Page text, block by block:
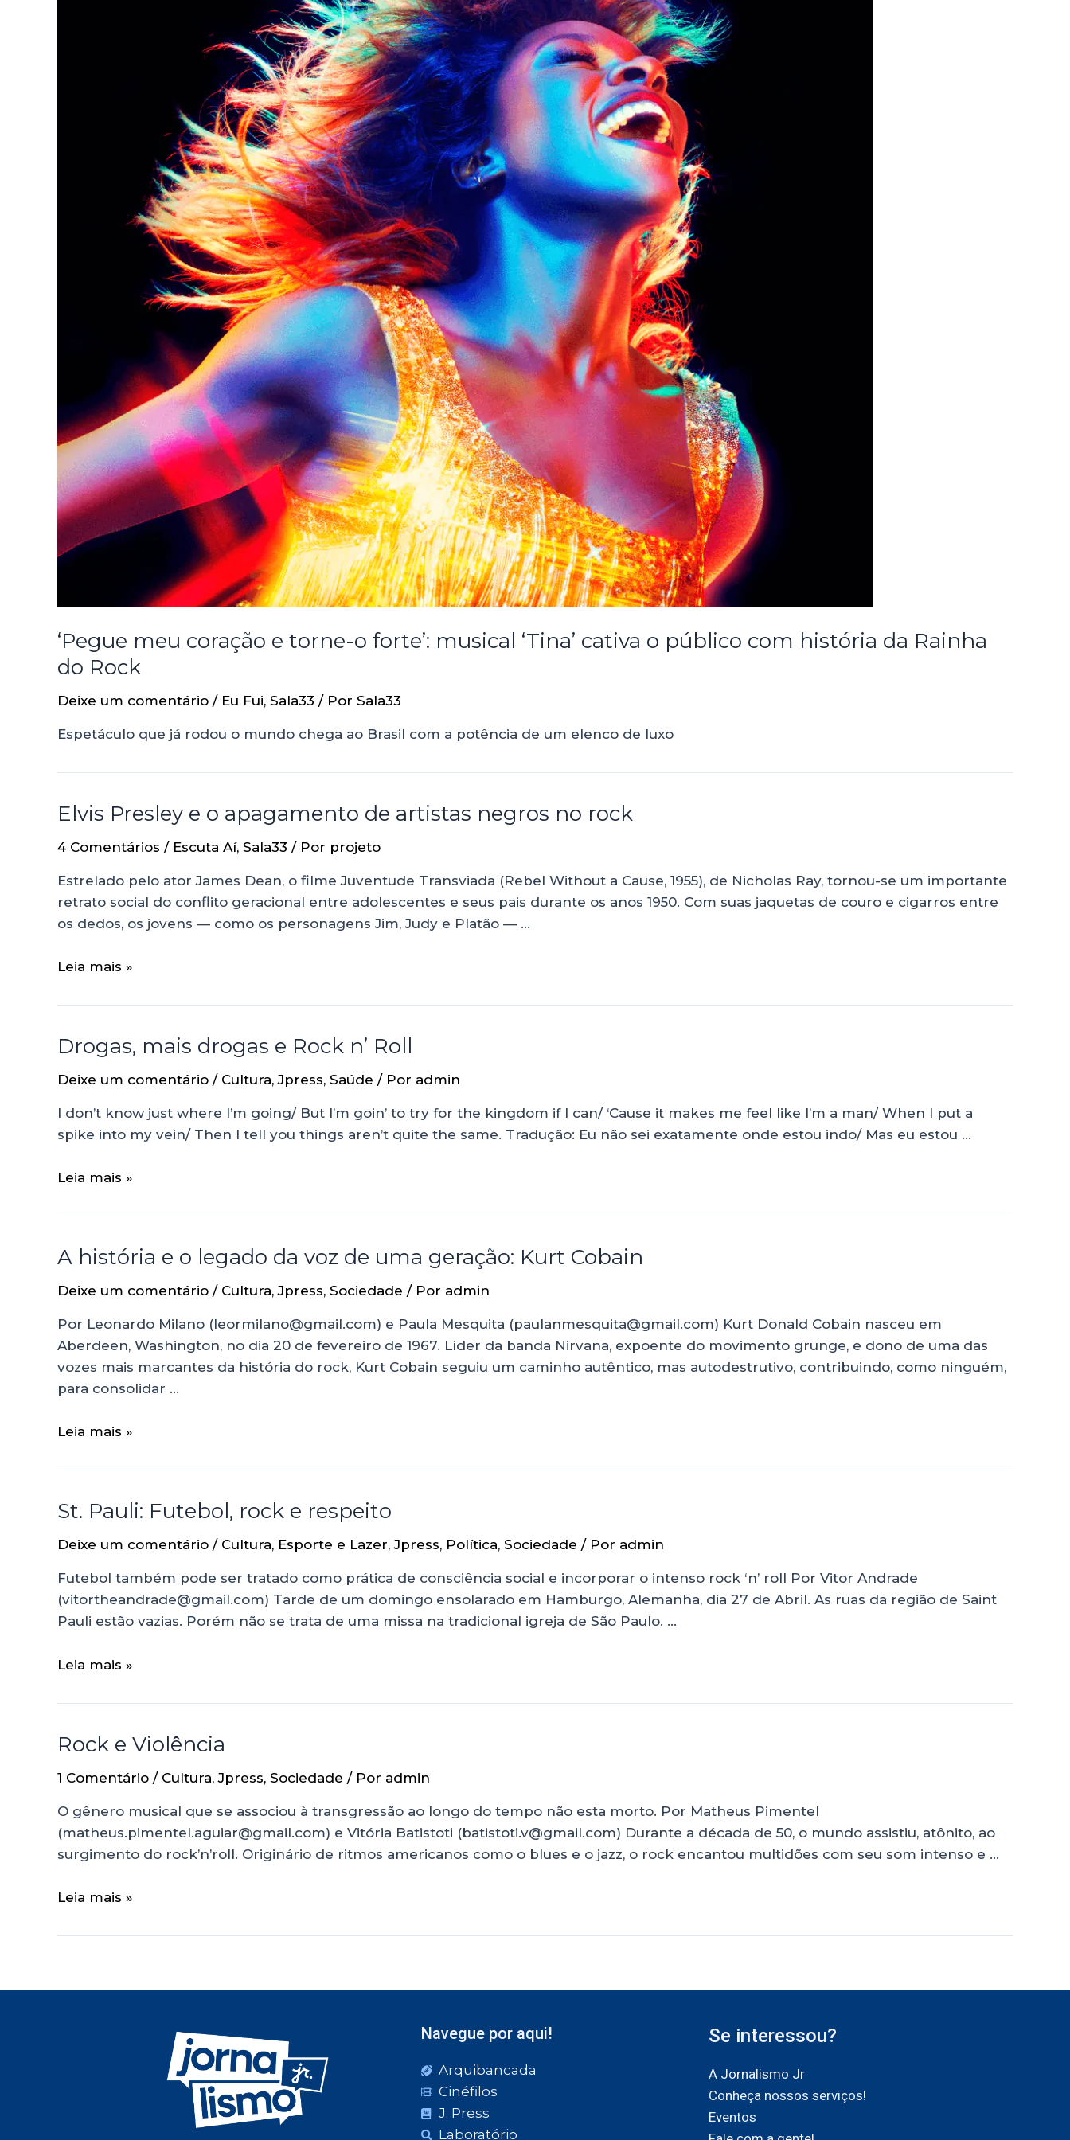
‘Pegue meu coração e torne-o forte’: musical ‘Tina’ cativa o público com história da Rainha
do Rock
Deixe um comentário / Eu Fui, Sala33 / Por Sala33
Espetáculo que já rodou o mundo chega ao Brasil com a potência de um elenco de luxo
Elvis Presley e o apagamento de artistas negros no rock
4 Comentários / Escuta Aí, Sala33 / Por projeto
Estrelado pelo ator James Dean, o filme Juventude Transviada (Rebel Without a Cause, 1955), de Nicholas Ray, tornou-se um importante
retrato social do conflito geracional entre adolescentes e seus pais durante os anos 1950. Com suas jaquetas de couro e cigarros entre
os dedos, os jovens — como os personagens Jim, Judy e Platão — …
Leia mais »
Drogas, mais drogas e Rock n’ Roll
Deixe um comentário / Cultura,Jpress, Saúde / Por admin
I don’t know just where I’m going/ But I’m goin’ to try for the kingdom if I can/ ‘Cause it makes me feel like I’m a man/ When I put a
spike into my vein/ Then I tell you things aren’t quite the same. Tradução: Eu não sei exatamente onde estou indo/ Mas eu estou …
Leia mais »
A história e o legado da voz de uma geração: Kurt Cobain
Deixe um comentário / Cultura,Jpress, Sociedade / Por admin
Por Leonardo Milano (leormilano@gmail.com) e Paula Mesquita (paulanmesquita@gmail.com) Kurt Donald Cobain nasceu em
Aberdeen, Washington, no dia 20 de fevereiro de 1967. Líder da banda Nirvana, expoente do movimento grunge, e dono de uma das
vozes mais marcantes da história do rock, Kurt Cobain seguiu um caminho autêntico, mas autodestrutivo, contribuindo, como ninguém,
para consolidar …
Leia mais »
St. Pauli: Futebol, rock e respeito
Deixe um comentário / Cultura, Esporte e Lazer,Jpress, Política, Sociedade / Por admin
Futebol também pode ser tratado como prática de consciência social e incorporar o intenso rock ‘n’ roll Por Vitor Andrade
(vitortheandrade@gmail.com) Tarde de um domingo ensolarado em Hamburgo, Alemanha, dia 27 de Abril. As ruas da região de Saint
Pauli estão vazias. Porém não se trata de uma missa na tradicional igreja de São Paulo. …
Leia mais »
Rock e Violência
1 Comentário / Cultura,Jpress, Sociedade / Por admin
O gênero musical que se associou à transgressão ao longo do tempo não esta morto. Por Matheus Pimentel
(matheus.pimentel.aguiar@gmail.com) e Vitória Batistoti (batistoti.v@gmail.com) Durante a década de 50, o mundo assistiu, atônito, ao
surgimento do rock’n’roll. Originário de ritmos americanos como o blues e o jazz, o rock encantou multidões com seu som intenso e …
Leia mais »
Navegue por aqui!
Arquibancada
Cinéfilos
J. Press
Laboratório
Se interessou?
A Jornalismo Jr
Conheça nossos serviços!
Eventos